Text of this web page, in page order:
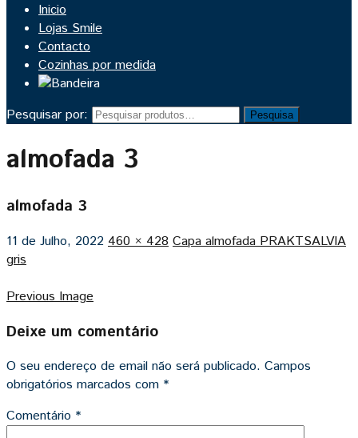
Inicio
Lojas Smile
Contacto
Cozinhas por medida
Pesquisar por: Pesquisa
almofada 3
almofada 3
11 de Julho, 2022 460 × 428 Capa almofada PRAKTSALVIA
gris
Previous Image
Deixe um comentário
O seu endereço de email não será publicado. Campos
obrigatórios marcados com *
Comentário *